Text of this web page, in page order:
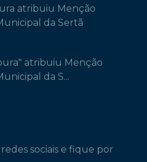
atribuiu Menção
da Sertã
atribuiu Menção
da S...
sociais e fique por